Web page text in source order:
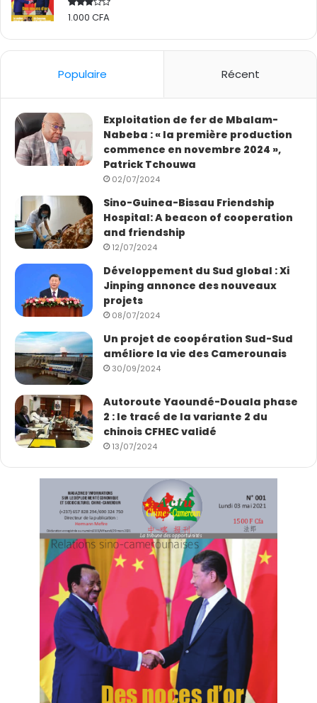
Rated
1.000 CFA
Populaire Récent
Exploitation de fer de Mbalam-
Nabeba : « la première production
commence en novembre 2024 »,
Patrick Tchouwa
02/07/2024
Sino-Guinea-Bissau Friendship
Hospital: A beacon of cooperation
and friendship
12/07/2024
Développement du Sud global : Xi
Jinping annonce des nouveaux
projets
08/07/2024
Un projet de coopération Sud-Sud
améliore la vie des Camerounais
30/09/2024
Autoroute Yaoundé-Douala phase
2 : le tracé de la variante 2 du
chinois CFHEC validé
13/07/2024